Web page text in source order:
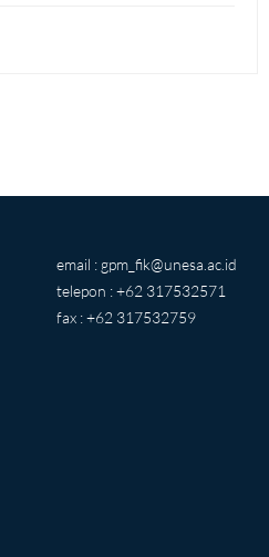
email : gpm_fik@unesa.ac.id
telepon : +62 317532571
fax : +62 317532759